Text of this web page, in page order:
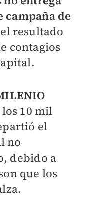
campaña de
resultado
contagios
10 mil
el
no
debido a
que los